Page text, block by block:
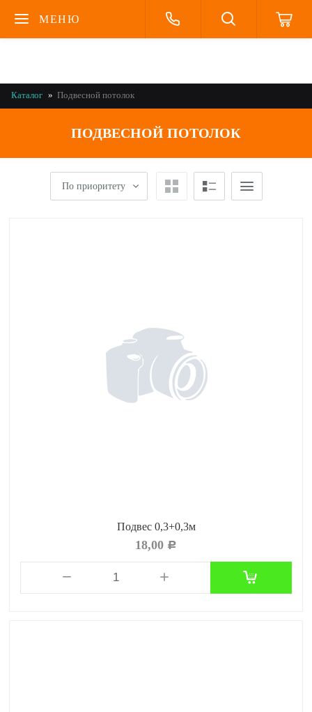
МЕНЮ
Каталог Подвесной потолок
ПОДВЕСНОЙ ПОТОЛОК
По приоритету
Подвес 0,3+0,3м
18,00 Р